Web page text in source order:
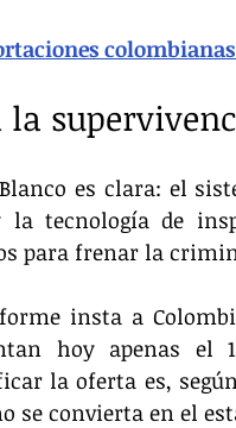
es clara: el
la tecnología de
para frenar la
insta a
hoy apenas el
la oferta es,
se convierta en el